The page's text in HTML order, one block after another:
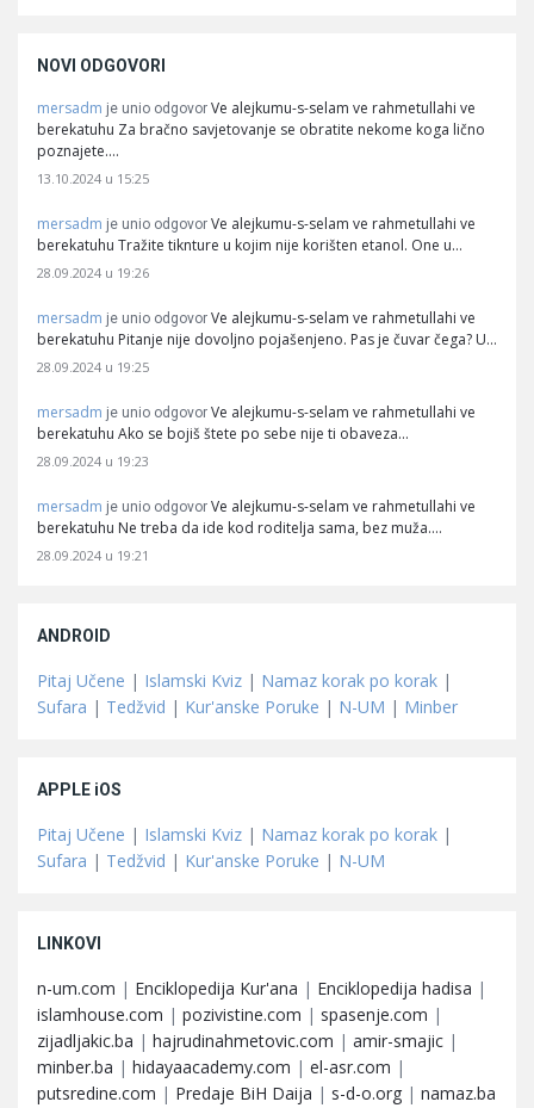
NOVI ODGOVORI
mersadm je unio odgovor Ve alejkumu-s-selam ve rahmetullahi ve
berekatuhu Za bračno savjetovanje se obratite nekome koga lično
poznajete.…
13.10.2024 u 15:25
mersadm je unio odgovor Ve alejkumu-s-selam ve rahmetullahi ve
berekatuhu Tražite tiknture u kojim nije korišten etanol. One u…
28.09.2024 u 19:26
mersadm je unio odgovor Ve alejkumu-s-selam ve rahmetullahi ve
berekatuhu Pitanje nije dovoljno pojašenjeno. Pas je čuvar čega? U…
28.09.2024 u 19:25
mersadm je unio odgovor Ve alejkumu-s-selam ve rahmetullahi ve
berekatuhu Ako se bojiš štete po sebe nije ti obaveza…
28.09.2024 u 19:23
mersadm je unio odgovor Ve alejkumu-s-selam ve rahmetullahi ve
berekatuhu Ne treba da ide kod roditelja sama, bez muža.…
28.09.2024 u 19:21
ANDROID
Pitaj Učene | Islamski Kviz | Namaz korak po korak |
Sufara | Tedžvid | Kur'anske Poruke | N-UM | Minber
APPLE iOS
Pitaj Učene | Islamski Kviz | Namaz korak po korak |
Sufara | Tedžvid | Kur'anske Poruke | N-UM
LINKOVI
n-um.com | Enciklopedija Kur'ana | Enciklopedija hadisa |
islamhouse.com | pozivistine.com | spasenje.com |
zijadljakic.ba | hajrudinahmetovic.com | amir-smajic |
minber.ba | hidayaacademy.com | el-asr.com |
putsredine.com | Predaje BiH Daija | s-d-o.org | namaz.ba